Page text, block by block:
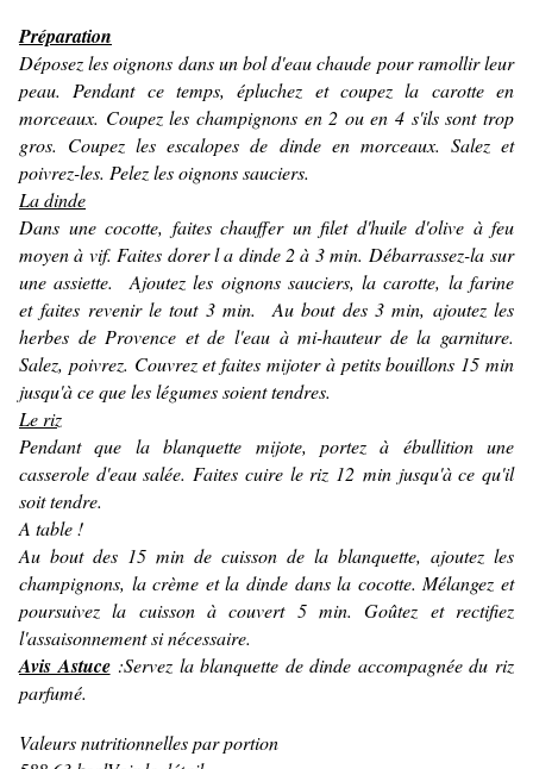
Préparation
Déposez les oignons dans un bol d'eau chaude pour ramollir leur
peau. Pendant ce temps, épluchez et coupez la carotte en
morceaux. Coupez les champignons en 2 ou en 4 s'ils sont trop
gros. Coupez les escalopes de dinde en morceaux. Salez et
poivrez-les. Pelez les oignons sauciers.
La dinde
Dans une cocotte, faites chauffer un filet d'huile d'olive à feu
moyen à vif. Faites dorer l a dinde 2 à 3 min. Débarrassez-la sur
une assiette. Ajoutez les oignons sauciers, la carotte, la farine
et faites revenir le tout 3 min. Au bout des 3 min, ajoutez les
herbes de Provence et de l'eau à mi-hauteur de la garniture.
Salez, poivrez. Couvrez et faites mijoter à petits bouillons 15 min
jusqu'à ce que les légumes soient tendres.
Le riz
Pendant que la blanquette mijote, portez à ébullition une
casserole d'eau salée. Faites cuire le riz 12 min jusqu'à ce qu'il
soit tendre.
A table !
Au bout des 15 min de cuisson de la blanquette, ajoutez les
champignons, la crème et la dinde dans la cocotte. Mélangez et
poursuivez la cuisson à couvert 5 min. Goûtez et rectifiez
l'assaisonnement si nécessaire.
Avis Astuce:Servez la blanquette de dinde accompagnée du riz
parfumé.
Valeurs nutritionnelles par portion